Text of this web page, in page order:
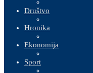
Društvo
Hronika
Ekonomija
Sport